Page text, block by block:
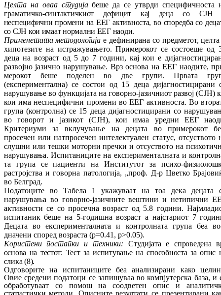
Целта на оваа студијабеше да се утврди спе­цифичноста
граматичко-син­так­тич­ки­от дефицит кај деца соСЈН
неспецифични про­мени на ЕЕГ активноста, во споредба со
со СЈН кои имаат нормални ЕЕГ нао­ди.
Применетата методологија е дефинирана со предметот,
хипотезите на истражувањето. Примерокот се состоеше од
деца на возраст од 5 до 7 години, кај кои е
развојно јазично на­ру­шу­ва­ње. Врз основа на ЕЕГ наодите,
ме­ро­кот
беше поделен во две групи. Првата
(експериментална) се состои од 15 деца дијагностицирани
нарушување во функ­ци­јата на говорно-јазичниот развој (СЈН)
кои има неспецифични промени во ЕЕГ активноста. Во
група (кон­трол­на) се 15 деца дијагностицирани со
во
говорот и јазикот (СЈН), коиимаа уре­дни ЕЕГ
Критериуми
за вклу­чу­ва­ње на децата во примерокот
просечен или нат­про­сечен интелектуален статус, от­сус­твото
слушни или тешки моторни пречки и от­сус­твото на
нарушувања. Ис­пи­та­ни­ците на експерименталната и
та
група се пациенти на Инс­ти­ту­тот за психо-
растројства и го­вор­на па­то­логија, „проф. Д-р Цветко
во Бел­град.
Податоците во
Табела 1 укажуваат на тоа де­ка децата
нарушувања во говорно-ја­зич­ните вештини инетипични
ак­тив­нос­ти се со просечна возраст од 5.8 години.
испитаник беше на 5-годишна воз­раст а најстариот 7
Децата
во екс­пе­ри­менталната и контролната група беа
дначени според возраста (p=0.41, p>0.05).
Користени постапки и техники: Студијата е спроведена
основа на тестот: Тест за испитување на способноста за опис
слика (8).
Одговорите
на испитаниците беа анализирани
како
Овие средени податоци се за­пишуваа во компјутерска база, и
обра­бо­туваат
со помош на соодветен опис
и